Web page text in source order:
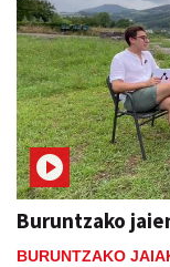
Buruntzako
BURUNTZAKO